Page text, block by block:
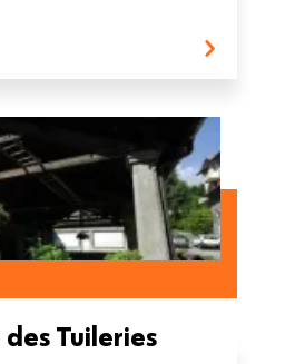
Tuileries